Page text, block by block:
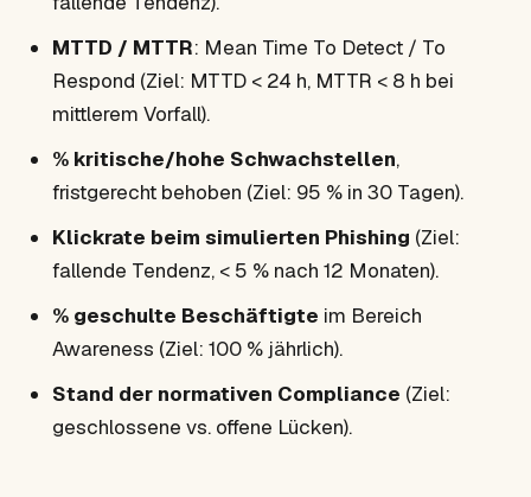
MTTD / MTTR: Mean Time To Detect / To
Respond (Ziel: MTTD < 24 h, MTTR < 8 h bei
mittlerem Vorfall).
% kritische/hohe Schwachstellen,
fristgerecht behoben (Ziel: 95 % in 30 Tagen).
Klickrate beim simulierten Phishing (Ziel:
fallende Tendenz, < 5 % nach 12 Monaten).
% geschulte Beschäftigte im Bereich
Awareness (Ziel: 100 % jährlich).
Stand der normativen Compliance (Ziel:
geschlossene vs. offene Lücken).